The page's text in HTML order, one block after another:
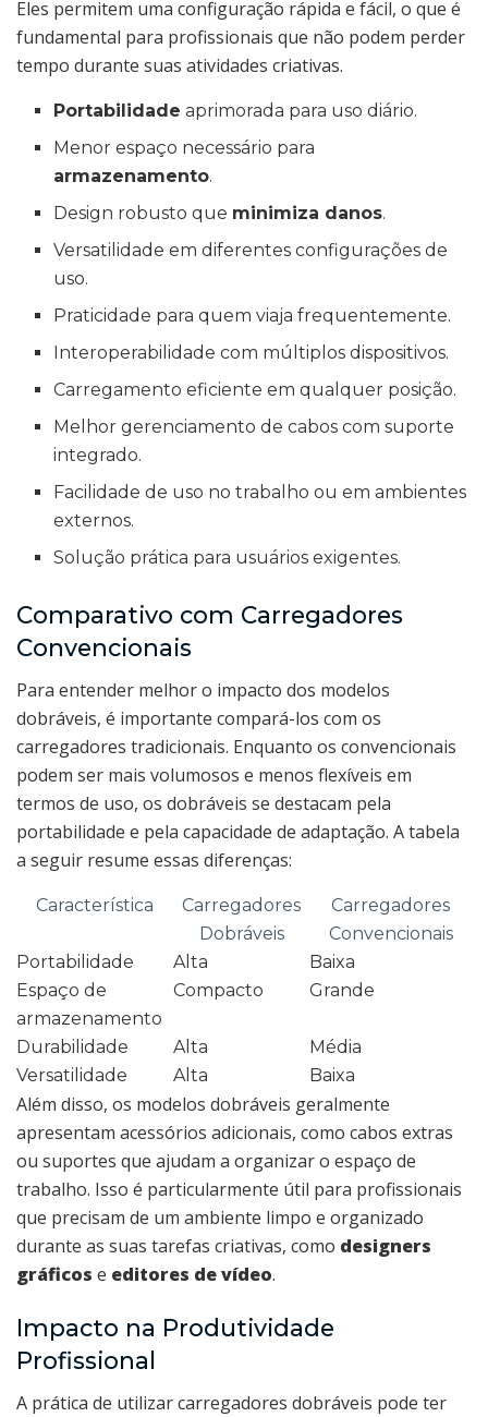
Eles permitem uma configuração rápida e fácil, o que é
fundamental para profissionais que não podem perder
tempo durante suas atividades criativas.
Portabilidade aprimorada para uso diário.
Menor espaço necessário para
armazenamento.
Design robusto que minimiza danos.
Versatilidade em diferentes configurações de
uso.
Praticidade para quem viaja frequentemente.
Interoperabilidade com múltiplos dispositivos.
Carregamento eficiente em qualquer posição.
Melhor gerenciamento de cabos com suporte
integrado.
Facilidade de uso no trabalho ou em ambientes
externos.
Solução prática para usuários exigentes.
Comparativo com Carregadores
Convencionais
Para entender melhor o impacto dos modelos
dobráveis, é importante compará-los com os
carregadores tradicionais. Enquanto os convencionais
podem ser mais volumosos e menos flexíveis em
termos de uso, os dobráveis se destacam pela
portabilidade e pela capacidade de adaptação. A tabela
a seguir resume essas diferenças:
Característica
Carregadores
Dobráveis
Carregadores
Convencionais
Portabilidade
Alta
Baixa
Espaço de
armazenamento
Compacto Grande
Durabilidade Alta
Média
Versatilidade
Alta Baixa
Além disso, os modelos dobráveis geralmente
apresentam acessórios adicionais, como cabos extras
ou suportes que ajudam a organizar o espaço de
trabalho. Isso é particularmente útil para profissionais
que precisam de um ambiente limpo e organizado
durante as suas tarefas criativas, como designers
gráficos e editores de vídeo.
Impacto na Produtividade
Profissional
A prática de utilizar carregadores dobráveis pode ter